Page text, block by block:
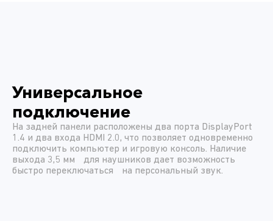
Универсальное
подключение
На задней панели расположены два порта DisplayPort
1.4 и два входа HDMI 2.0, что позволяет одновременно
подключить компьютер и игровую консоль. Наличие
выхода 3,5 мм для наушников дает возможность
быстро переключаться на персональный звук.